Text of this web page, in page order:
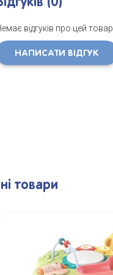
(0)
відгуків про цей товар.
НАПИСАТИ ВІДГУК
товари